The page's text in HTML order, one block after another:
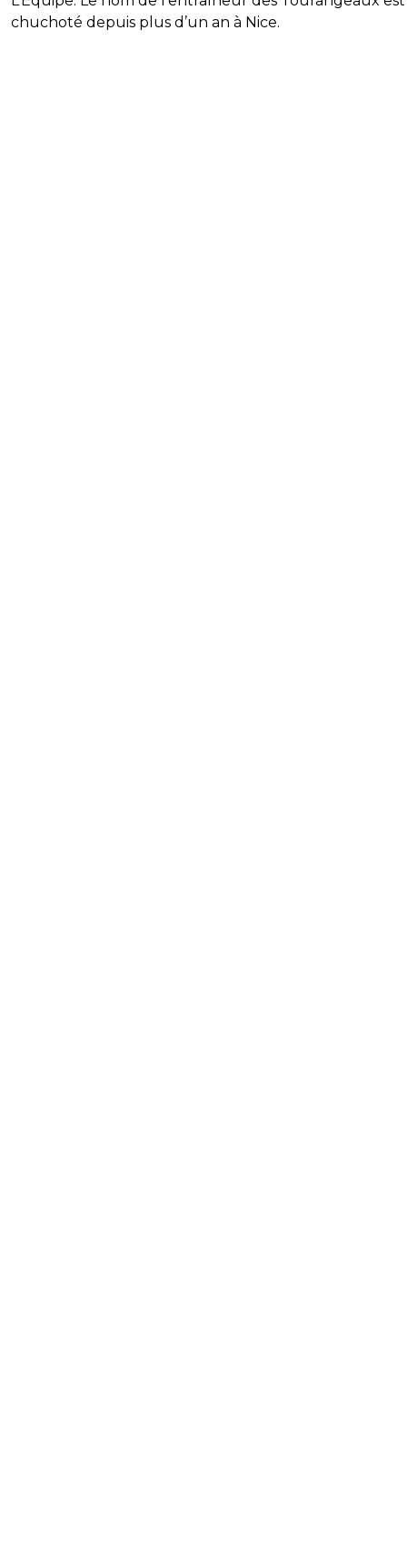
chuchoté depuis plus d’un an à Nice.